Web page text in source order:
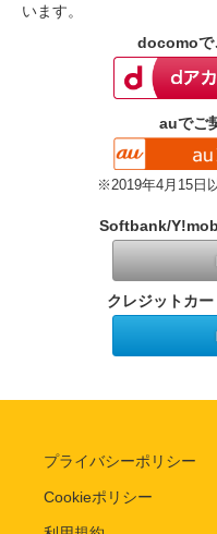
います。
docomoで
auでご
※2019年4月15日
Softbank/
クレジットカ
プライバシーポリシー
Cookieポリシー